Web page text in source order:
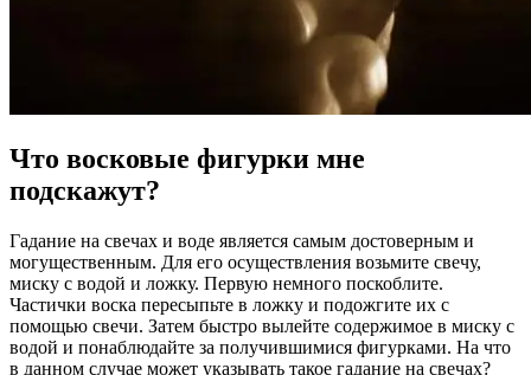
Что восковые фигурки мне
подскажут?
Гадание на свечах и воде является самым достоверным и
могущественным. Для его осуществления возьмите свечу,
миску с водой и ложку. Первую немного поскоблите.
Частички воска пересыпьте в ложку и подожгите их с
помощью свечи. Затем быстро вылейте содержимое в миску с
водой и понаблюдайте за получившимися фигурками. На что
в данном случае может указывать такое гадание на свечах?